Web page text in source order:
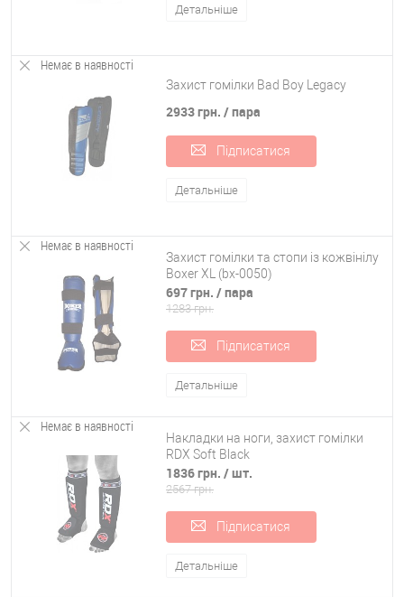
Детальніше
Немає в наявності
Захист гомілки Bad Boy Legacy
2933 грн. / пара
Підписатися
Детальніше
Немає в наявності
Захист гомілки та стопи із кожвінілу
Boxer XL (bx-0050)
697 грн. / пара
1283 грн.
Підписатися
Детальніше
Немає в наявності
Накладки на ноги, захист гомілки
RDX Soft Black
1836 грн. / шт.
2567 грн.
Підписатися
Детальніше